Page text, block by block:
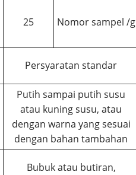
25 Nomor sampel /g
Persyaratan standar
Putih sampai putih susu
atau kuning susu, atau
dengan warna yang sesuai
dengan bahan tambahan
Bubuk atau butiran,